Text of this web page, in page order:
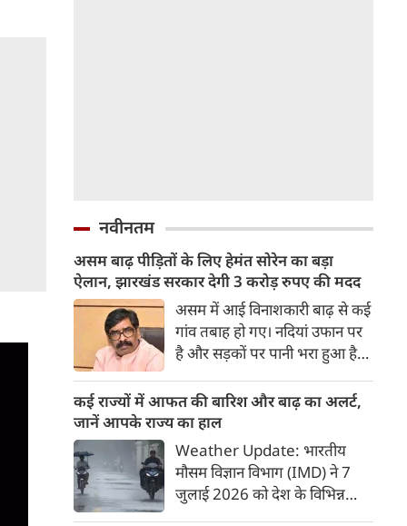
नवीनतम
असम बाढ़ पीड़ितों के लिए हेमंत सोरेन का बड़ा
ऐलान, झारखंड सरकार देगी 3 करोड़ रुपए की मदद
असम में आई विनाशकारी बाढ़ से कई
गांव तबाह हो गए। नदियां उफान पर
है और सड़कों पर पानी भरा हुआ है।
लोगों की जान जा चुकी है। इस बीच
झारखंड के मुख्‍यमंत्री हेमंत सोरेन ने
असम के बाढ़ पीड़ितों की सहायता के
लिए 3 करोड़ रुपए देने की घोषणा
की।
कई राज्यों में आफत की बारिश और बाढ़ का अलर्ट,
जानें आपके राज्य का हाल
Weather Update: भारतीय
मौसम विज्ञान विभाग (IMD) ने 7
जुलाई 2026 को देश के विभिन्न